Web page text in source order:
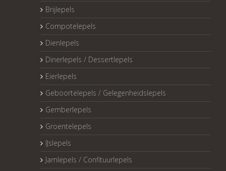
Brijlepels
Compotelepels
Dienlepels
Dinerlepels / Dessertlepels
Eierlepels
Geboortelepels / Gelegenheidslepels
Gemberlepels
Groentelepels
IJslepels
Jamlepels / Confituurlepels